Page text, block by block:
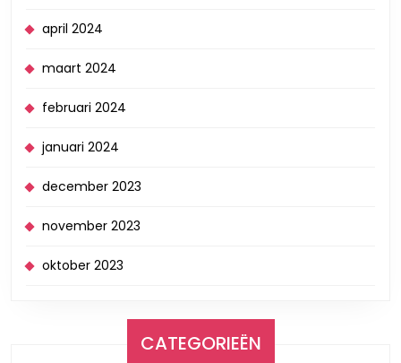
april 2024
maart 2024
februari 2024
januari 2024
december 2023
november 2023
oktober 2023
CATEGORIEËN